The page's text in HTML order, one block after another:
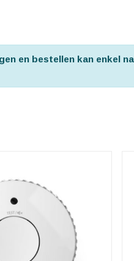
en bestellen kan enkel